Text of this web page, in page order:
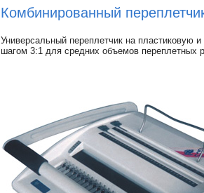
Комбинированный
Универсальный переплетчик на пластиковую
шагом 3:1 для средних объемов переплетных